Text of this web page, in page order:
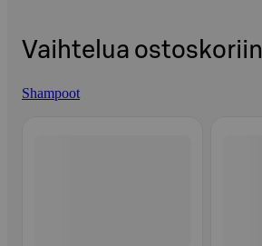
Vaihtelua ostoskoriin
Shampoot